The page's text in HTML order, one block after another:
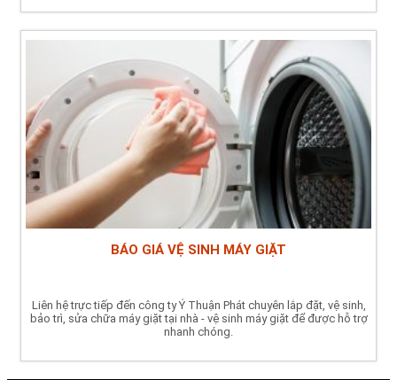
BÁO GIÁ VỆ SINH MÁY GIẶT
Liên hệ trực tiếp đến công ty Ý Thuận Phát chuyên lắp đặt, vệ sinh,
bảo trì, sửa chữa máy giặt tại nhà - vệ sinh máy giặt để được hỗ trợ
nhanh chóng.